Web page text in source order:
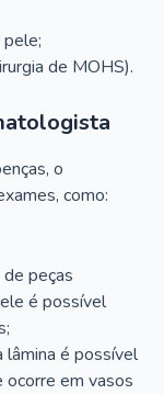
de MOHS).
o
como:
peças
é possível
lâmina é possível
em vasos